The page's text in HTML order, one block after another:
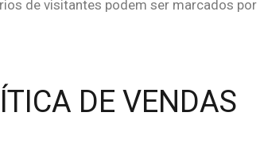
de visitantes podem ser marcados
DE VENDAS